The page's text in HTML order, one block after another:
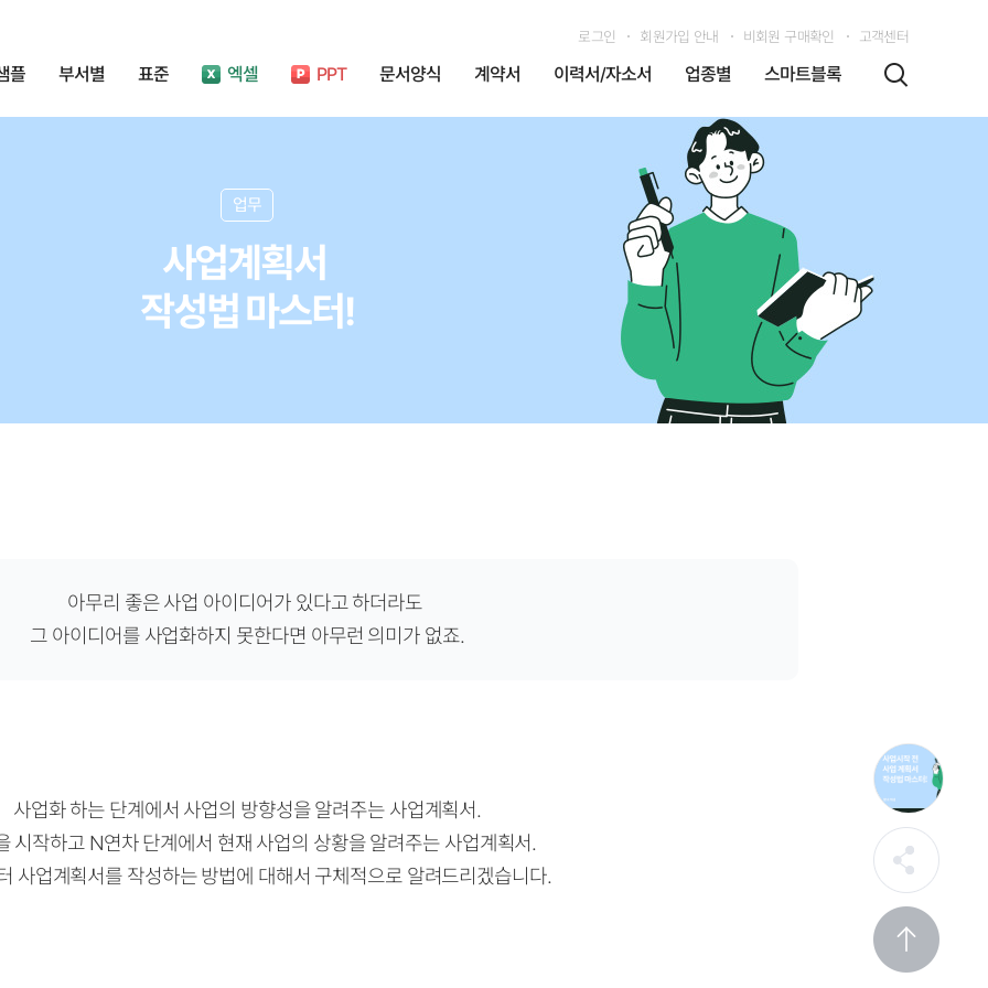
플 부서별 표준 엑셀 PPT 문서양식 계약서 이력서/자소서 업종별 스마트블록
로그인 회원가입 안내 비회원 구매확인 고객센터
업무
사업계획서
작성법 마스터!
아무리 좋은 사업 아이디어가 있다고 하더라도
그 아이디어를 사업화하지 못한다면 아무런 의미가 없죠.
사업화 하는 단계에서 사업의 방향성을 알려주는 사업계획서.
시작하고 N연차 단계에서 현재 사업의 상황을 알려주는 사업계획서.
사업계획서를 작성하는 방법에 대해서 구체적으로 알려드리겠습니다.